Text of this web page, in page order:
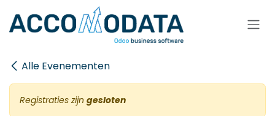
Overslaan naar inhoud
Alle Evenementen
Registraties zijn gesloten